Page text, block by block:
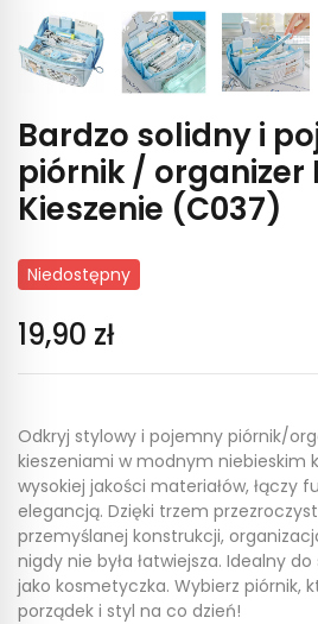
Bardzo solidny i
piórnik / organizer
Kieszenie (C037)
Niedostępny
19,90 zł
Odkryj stylowy i pojemny piórnik/
kieszeniami w modnym niebieskim
wysokiej jakości materiałów, łączy
elegancją. Dzięki trzem
przemyślanej konstrukcji,
nigdy nie była łatwiejsza. Idealny
jako kosmetyczka. Wybierz piórnik,
porządek i styl na co dzień!